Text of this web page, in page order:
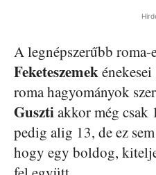
A legnépszerűbb roma-
Feketeszemek
roma hagyományok
Gusztiakkor még csak
pedig alig 13, de ez
hogy egy boldog,